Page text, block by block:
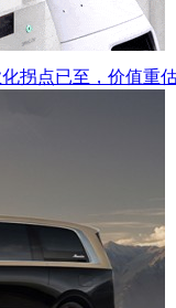
拐点已至，价值重